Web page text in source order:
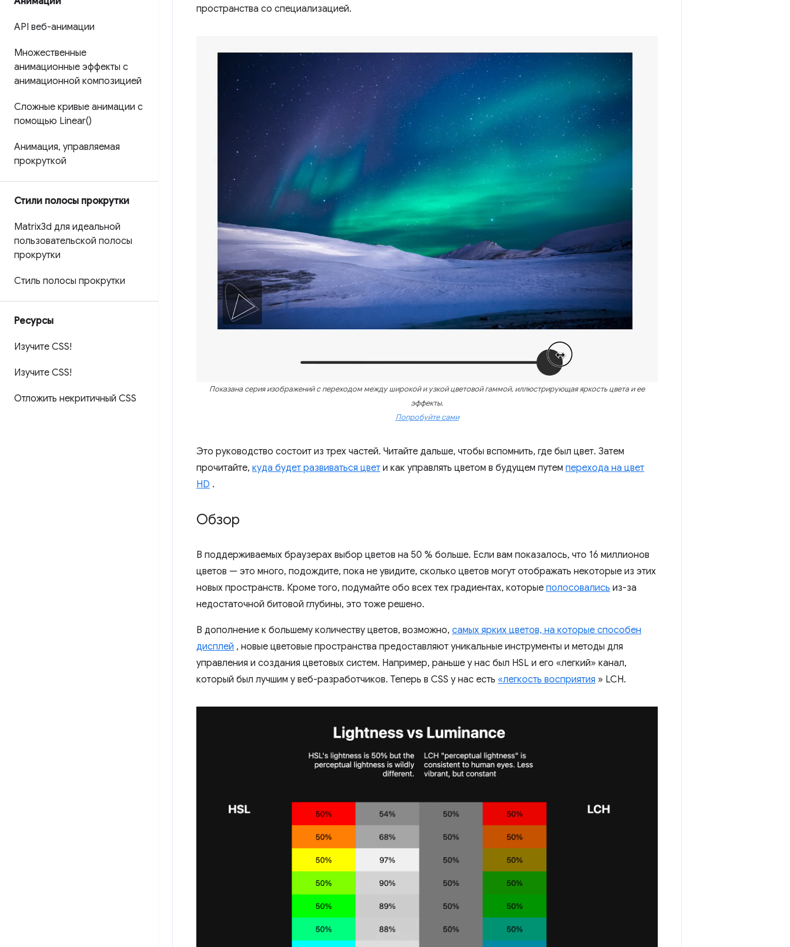
API веб-анимации
Множественные
анимационные эффекты с
анимационной композицией
Сложные кривые анимации с
помощью Linear()
Анимация, управляемая
прокруткой
Стили полосы прокрутки
Matrix3d ​​для идеальной
пользовательской полосы
прокрутки
Стиль полосы прокрутки
Ресурсы
Изучите CSS!
Изучите CSS!
Отложить некритичный CSS
пространства со специализацией.
Показана серия изображений с переходом между широкой и узкой цветовой гаммой, иллюстрирующая яркость цвета и ее
эффекты.
Попробуйте сами
Это руководство состоит из трех частей. Читайте дальше, чтобы вспомнить, где был цвет. Затем
прочитайте, куда будет развиваться цвет и как управлять цветом в будущем путем перехода на цвет
HD .
Обзор
В поддерживаемых браузерах выбор цветов на 50 % больше. Если вам показалось, что 16 миллионов
цветов — это много, подождите, пока не увидите, сколько цветов могут отображать некоторые из этих
новых пространств. Кроме того, подумайте обо всех тех градиентах, которые полосовались из-за
недостаточной битовой глубины, это тоже решено.
В дополнение к большему количеству цветов, возможно, самых ярких цветов, на которые способен
дисплей , новые цветовые пространства предоставляют уникальные инструменты и методы для
управления и создания цветовых систем. Например, раньше у нас был HSL и его «легкий» канал,
который был лучшим у веб-разработчиков. Теперь в CSS у нас есть «легкость восприятия » LCH.